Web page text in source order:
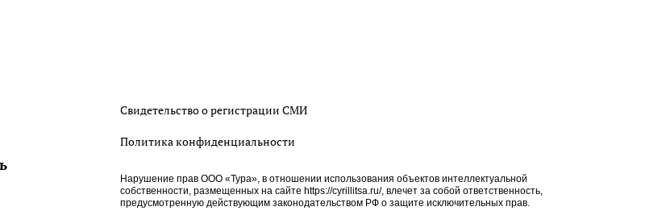
Свидетельство о регистрации СМИ
Политика конфиденциальности
Нарушение прав ООО «Тура», в отношении использования объектов интеллектуальной
собственности, размещенных на сайте https://cyrillitsa.ru/, влечет за собой ответственность,
предусмотренную действующим законодательством РФ о защите исключительных прав.